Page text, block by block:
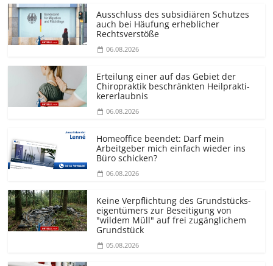
Ausschluss des subsidiären Schutzes
auch bei Häufung erheblicher
Rechtsverstöße
06.08.2026
Erteilung einer auf das Gebiet der
Chiropraktik beschränkten Heilprakti­
kererlaubnis
06.08.2026
Homeoffice beendet: Darf mein
Arbeitgeber mich einfach wieder ins
Büro schicken?
06.08.2026
Keine Verpflichtung des Grundstücks­
eigentümers zur Beseitigung von
"wildem Müll" auf frei zugänglichem
Grundstück
05.08.2026